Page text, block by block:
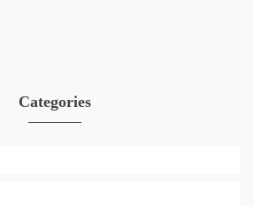
Categories